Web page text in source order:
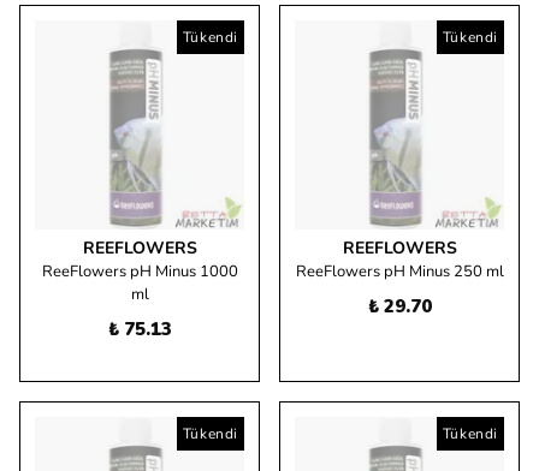
Tükendi
REEFLOWERS
ReeFlowers pH Minus 1000
ml
₺ 75.13
Tükendi
REEFLOWERS
ReeFlowers pH Minus 250 ml
₺ 29.70
Tükendi Tükendi